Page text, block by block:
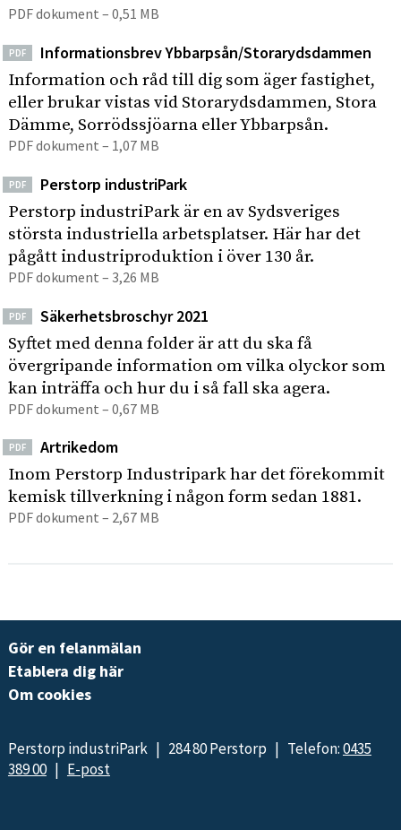
PDF dokument – 0,51 MB
PDF
Informationsbrev Ybbarpsån/Storarydsdammen
Information och råd till dig som äger fastighet,
eller brukar vistas vid Storarydsdammen, Stora
Dämme, Sorrödssjöarna eller Ybbarpsån.
PDF dokument – 1,07 MB
PDF
Perstorp industriPark
Perstorp industriPark är en av Sydsveriges
största industriella arbetsplatser. Här har det
pågått industriproduktion i över 130 år.
PDF dokument – 3,26 MB
PDF
Säkerhetsbroschyr 2021
Syftet med denna folder är att du ska få
övergripande information om vilka olyckor som
kan inträffa och hur du i så fall ska agera.
PDF dokument – 0,67 MB
PDF
Artrikedom
Inom Perstorp Industripark har det förekommit
kemisk tillverkning i någon form sedan 1881.
PDF dokument – 2,67 MB
Gör en felanmälan
Etablera dig här
Om cookies
Perstorp industriPark | 284 80 Perstorp | Telefon:0435
389 00| E-post